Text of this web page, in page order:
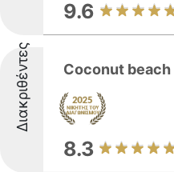
9.6
Διακριθέντες Coconut beach
8.3